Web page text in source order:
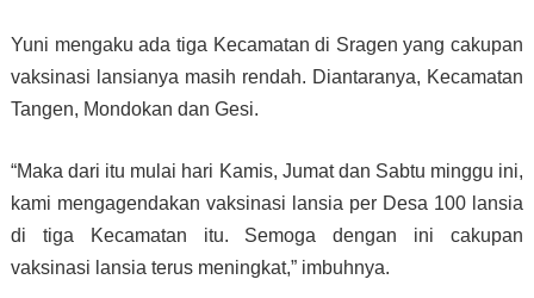
Yuni mengaku ada tiga Kecamatan di Sragen yang cakupan
vaksinasi lansianya masih rendah. Diantaranya, Kecamatan
Tangen, Mondokan dan Gesi.
“Maka dari itu mulai hari Kamis, Jumat dan Sabtu minggu ini,
kami mengagendakan vaksinasi lansia per Desa 100 lansia
di tiga Kecamatan itu. Semoga dengan ini cakupan
vaksinasi lansia terus meningkat,” imbuhnya.